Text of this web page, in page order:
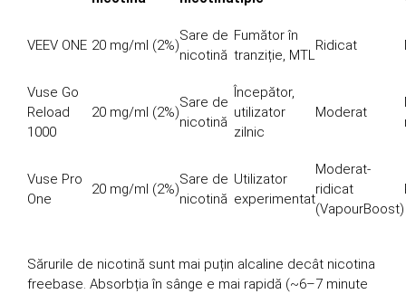
VEEV ONE 20 mg/ml (2%)
Sare de
nicotină
Fumător în
tranziție, MTL
Ridicat
Vuse Go
Reload
1000
20 mg/ml (2%)
Sare de
nicotină
Începător,
utilizator
zilnic
Moderat
Vuse Pro
One
20 mg/ml (2%)
Sare de
nicotină
Utilizator
experimentat
Moderat-
ridicat
(VapourBoost)
Sărurile de nicotină sunt mai puțin alcaline decât nicotina
freebase. Absorbția în sânge e mai rapidă (~6–7 minute